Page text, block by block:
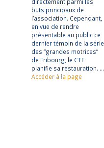
buts principaux de
l’association. Cependant,
en vue de rendre
présentable au public ce
dernier témoin de la série
des “grandes motrices”
de Fribourg, le CTF
planifie sa restauration. …
Accéder à la page